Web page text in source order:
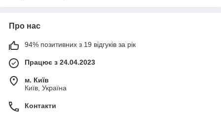
Про нас
94% позитивних з 19 відгуків за рік
Працює з 24.04.2023
м. Київ
Київ, Україна
Контакти